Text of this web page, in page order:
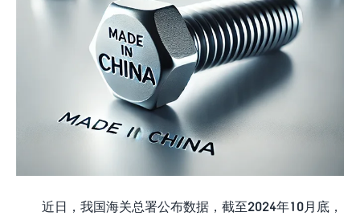
近日，我国海关总署公布数据，截至2024年10月底，